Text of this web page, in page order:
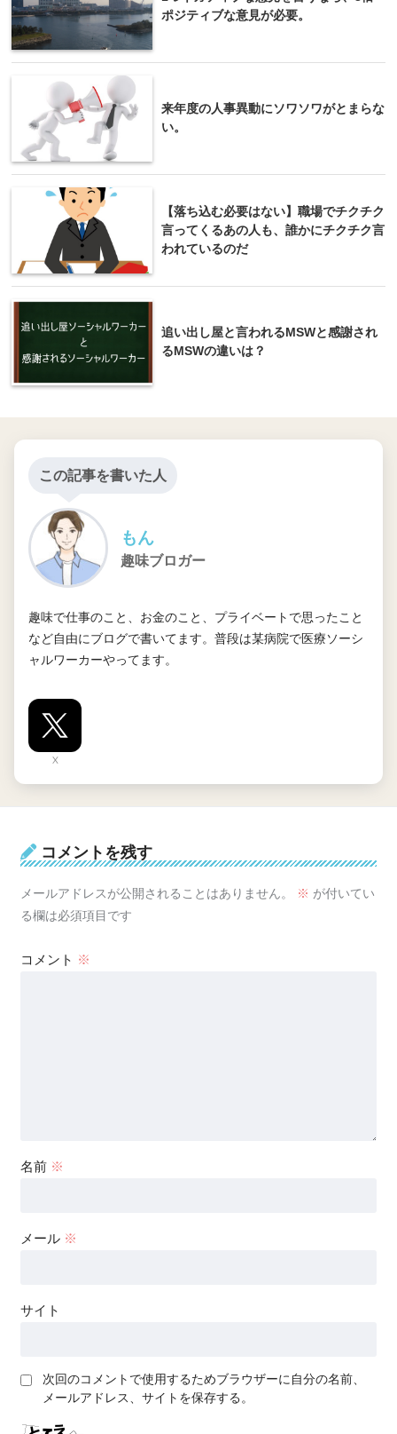
ポジティブな意見が必要。
来年度の人事異動にソワソワがとまらな
い。
【落ち込む必要はない】職場でチクチク
言ってくるあの人も、誰かにチクチク言
われているのだ
追い出し屋と言われるMSWと感謝され
るMSWの違いは？
この記事を書いた人
もん
趣味ブロガー
趣味で仕事のこと、お金のこと、プライベートで思ったこと
など自由にブログで書いてます。普段は某病院で医療ソーシ
ャルワーカーやってます。
X
コメントを残す
メールアドレスが公開されることはありません。 ※ が付いてい
る欄は必須項目です
コメント ※
名前 ※
メール ※
サイト
次回のコメントで使用するためブラウザーに自分の名前、
メールアドレス、サイトを保存する。